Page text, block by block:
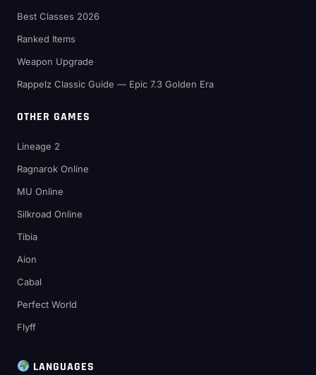
Best Classes 2026
Ranked Items
Weapon Upgrade
Rappelz Classic Guide — Epic 7.3 Golden Era
OTHER GAMES
Lineage 2
Ragnarok Online
MU Online
Silkroad Online
Tibia
Aion
Cabal
Perfect World
Flyff
LANGUAGES